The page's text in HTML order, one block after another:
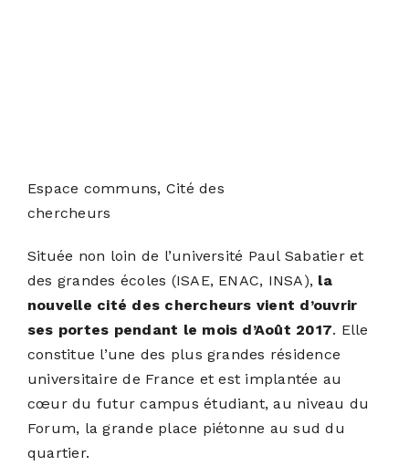
Espace communs, Cité des
chercheurs
Située non loin de l’université Paul Sabatier et
des grandes écoles (ISAE, ENAC, INSA), la
nouvelle cité des chercheurs vient d’ouvrir
ses portes pendant le mois d’Août 2017. Elle
constitue l’une des plus grandes résidence
universitaire de France et est implantée au
cœur du futur campus étudiant, au niveau du
Forum, la grande place piétonne au sud du
quartier.